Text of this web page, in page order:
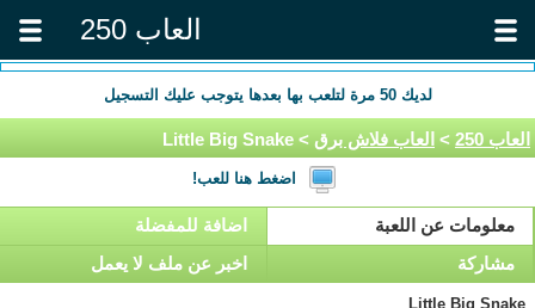
العاب 250
لديك50 مرة لتلعب بها بعدها يتوجب عليك التسجيل
العاب 250 > العاب فلاش برق > Little Big Snake
اضغط هنا للعب!
معلومات عن اللعبة
اضافة للمفضلة
مشاركة
اخبر عن ملف لا يعمل
Little Big Snake